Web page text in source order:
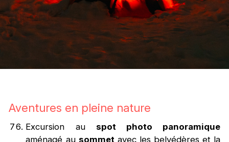
Aventures en pleine nature
Excursion au spot photo panoramique
aménagé au sommet avec les belvédères et la